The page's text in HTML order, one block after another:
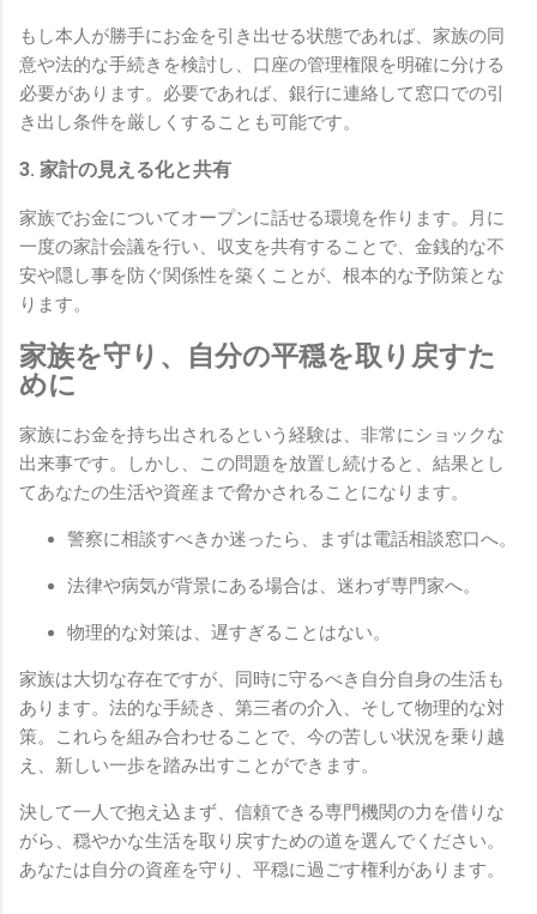
もし本人が勝手にお金を引き出せる状態であれば、家族の同
意や法的な手続きを検討し、口座の管理権限を明確に分ける
必要があります。必要であれば、銀行に連絡して窓口での引
き出し条件を厳しくすることも可能です。
3. 家計の見える化と共有
家族でお金についてオープンに話せる環境を作ります。月に
一度の家計会議を行い、収支を共有することで、金銭的な不
安や隠し事を防ぐ関係性を築くことが、根本的な予防策とな
ります。
家族を守り、自分の平穏を取り戻すた
めに
家族にお金を持ち出されるという経験は、非常にショックな
出来事です。しかし、この問題を放置し続けると、結果とし
てあなたの生活や資産まで脅かされることになります。
警察に相談すべきか迷ったら、まずは電話相談窓口へ。
法律や病気が背景にある場合は、迷わず専門家へ。
物理的な対策は、遅すぎることはない。
家族は大切な存在ですが、同時に守るべき自分自身の生活も
あります。法的な手続き、第三者の介入、そして物理的な対
策。これらを組み合わせることで、今の苦しい状況を乗り越
え、新しい一歩を踏み出すことができます。
決して一人で抱え込まず、信頼できる専門機関の力を借りな
がら、穏やかな生活を取り戻すための道を選んでください。
あなたは自分の資産を守り、平穏に過ごす権利があります。